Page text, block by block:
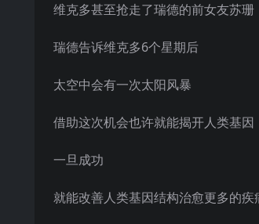
维克多甚至抢走了瑞德的前女友苏珊
瑞德告诉维克多6个星期后
太空中会有一次太阳风暴
借助这次机会也许就能揭开人类基因
一旦成功
就能改善人类基因结构治愈更多的疾